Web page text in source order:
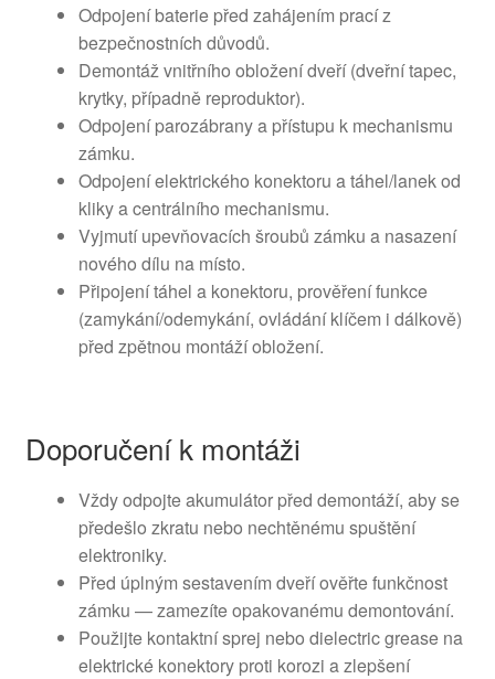
Odpojení baterie před zahájením prací z
bezpečnostních důvodů.
Demontáž vnitřního obložení dveří (dveřní tapec,
krytky, případně reproduktor).
Odpojení parozábrany a přístupu k mechanismu
zámku.
Odpojení elektrického konektoru a táhel/lanek od
kliky a centrálního mechanismu.
Vyjmutí upevňovacích šroubů zámku a nasazení
nového dílu na místo.
Připojení táhel a konektoru, prověření funkce
(zamykání/odemykání, ovládání klíčem i dálkově)
před zpětnou montáží obložení.
Doporučení k montáži
Vždy odpojte akumulátor před demontáží, aby se
předešlo zkratu nebo nechtěnému spuštění
elektroniky.
Před úplným sestavením dveří ověřte funkčnost
zámku — zamezíte opakovanému demontování.
Použijte kontaktní sprej nebo dielectric grease na
elektrické konektory proti korozi a zlepšení